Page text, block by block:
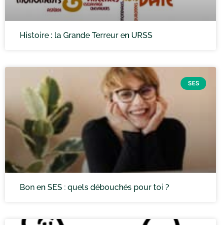
Histoire : la Grande Terreur en URSS
SES
Bon en SES : quels débouchés pour toi ?